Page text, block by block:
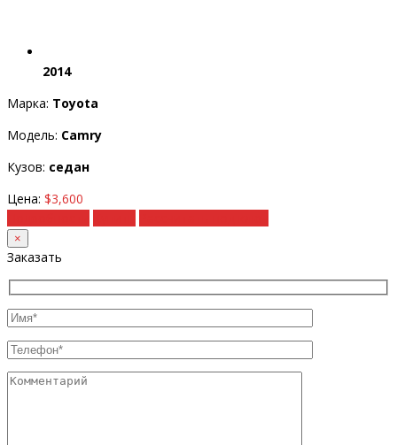
2014
Марка: Toyota
Модель: Camry
Кузов: седан
Цена: $3,600
×
Заказать